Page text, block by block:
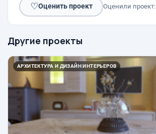
♡Оценить проект Оценили проект:
Другие проекты
АРХИТЕКТУРА И ДИЗАЙН ИНТЕРЬЕРОВ